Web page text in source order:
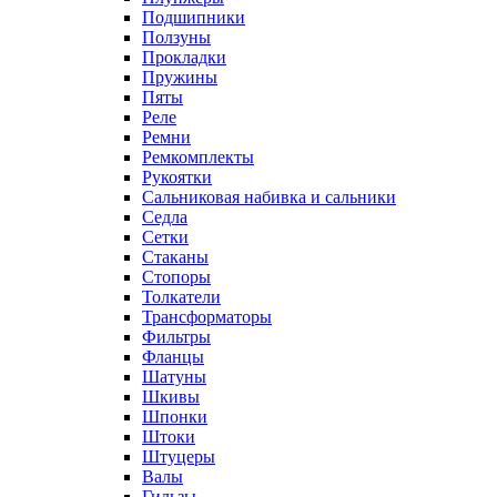
Подшипники
Ползуны
Прокладки
Пружины
Пяты
Реле
Ремни
Ремкомплекты
Рукоятки
Сальниковая набивка и сальники
Седла
Сетки
Стаканы
Стопоры
Толкатели
Трансформаторы
Фильтры
Фланцы
Шатуны
Шкивы
Шпонки
Штоки
Штуцеры
Валы